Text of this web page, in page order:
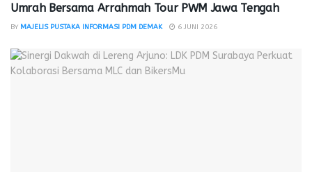
Umrah Bersama Arrahmah Tour PWM Jawa Tengah
BY MAJELIS PUSTAKA INFORMASI PDM DEMAK 6 JUNI 2026